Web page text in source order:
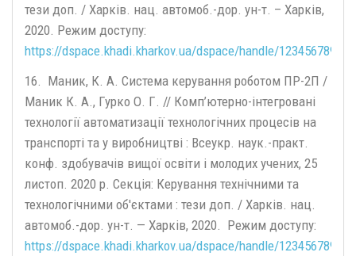
тези доп. / Харків. нац. автомоб.-дор. ун-т. – Харків,
2020. Режим доступу:
https://dspace.khadi.kharkov.ua/dspace/handle/123456789/
16. Маник, К. А. Система керування роботом ПР-2П /
Маник К. А., Гурко О. Г. // Комп’ютерно-інтегровані
технології автоматизації технологічних процесів на
транспорті та у виробництві : Всеукр. наук.-практ.
конф. здобувачів вищої освіти і молодих учених, 25
листоп. 2020 р. Секція: Керування технічними та
технологічними об'єктами : тези доп. / Харків. нац.
автомоб.-дор. ун-т. — Харків, 2020. Режим доступу:
https://dspace.khadi.kharkov.ua/dspace/handle/123456789/